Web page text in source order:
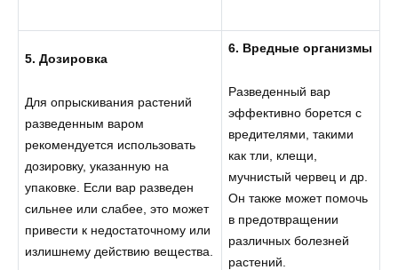
5. Дозировка
Для опрыскивания растений
разведенным варом
рекомендуется использовать
дозировку, указанную на
упаковке. Если вар разведен
сильнее или слабее, это может
привести к недостаточному или
излишнему действию вещества.
6. Вредные организмы
Разведенный вар
эффективно борется с
вредителями, такими
как тли, клещи,
мучнистый червец и др.
Он также может помочь
в предотвращении
различных болезней
растений.